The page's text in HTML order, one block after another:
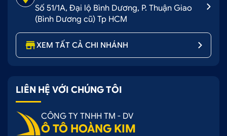
Số 51/1A, Đại lộ Bình Dương, P. Thuận Giao
(Bình Dương cũ) Tp HCM
XEM TẤT CẢ CHI NHÁNH
LIÊN HỆ VỚI CHÚNG TÔI
CÔNG TY TNHH TM - DV
Ô TÔ HOÀNG KIM